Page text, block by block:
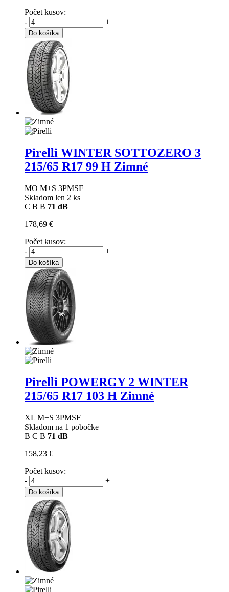
Počet kusov:
-
+
Do košíka
Pirelli WINTER SOTTOZERO 3
215/65 R17 99 H Zimné
MO M+S 3PMSF
Skladom len 2 ks
C B B 71 dB
178,69 €
Počet kusov:
-
+
Do košíka
Pirelli POWERGY 2 WINTER
215/65 R17 103 H Zimné
XL M+S 3PMSF
Skladom na 1 pobočke
B C B 71 dB
158,23 €
Počet kusov:
-
+
Do košíka